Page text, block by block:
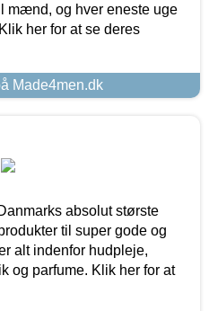
mænd, og hver eneste uge
her for at se deres
Made4men.dk
absolut største
til super gode og
alt indenfor hudpleje,
og parfume. Klik her for at